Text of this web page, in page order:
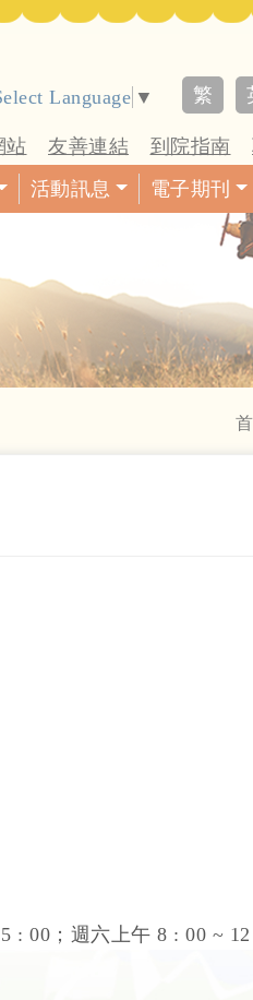
Language ▼ 繁
站 友善連結 到院指南
活動訊息 電子期刊
: 00；週六上午 8 : 00 ~